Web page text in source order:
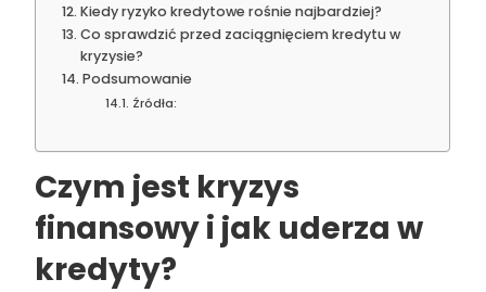
Kiedy ryzyko kredytowe rośnie najbardziej?
Co sprawdzić przed zaciągnięciem kredytu w
kryzysie?
Podsumowanie
Źródła:
Czym jest kryzys
finansowy i jak uderza w
kredyty?